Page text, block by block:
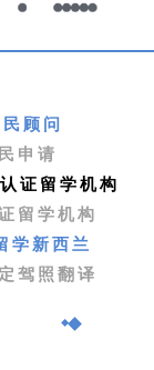
顾问
申请
证留学机构
留学机构
学新西兰
驾照翻译